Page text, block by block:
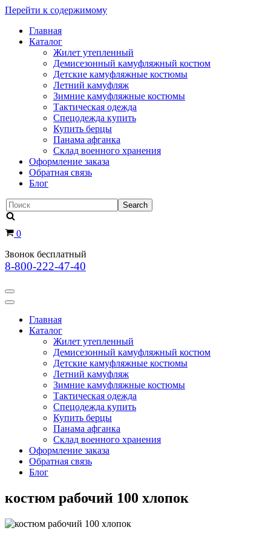
Перейти к содержимому
Главная
Каталог
Жилет утепленный
Демисезонный камуфляжный костюм
Детские камуфляжные костюмы
Летний камуфляж
Зимние камуфляжные костюмы
Тактическая одежда
Cпецодежда купить
Купить берцы
Панама афганка
Склад военного хранения
Оформление заказа
Обратная связь
Блог
Искать...
Корзина
0
Звонок бесплатный
8-800-222-47-40
Показать/
Скрыть
Показать/
Скрыть
навигацию
Главная
Каталог
Жилет утепленный
Демисезонный камуфляжный костюм
Детские камуфляжные костюмы
Летний камуфляж
Зимние камуфляжные костюмы
Тактическая одежда
Cпецодежда купить
Купить берцы
Панама афганка
Склад военного хранения
Оформление заказа
Обратная связь
Блог
костюм рабочий 100 хлопок